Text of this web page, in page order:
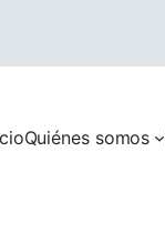
Quiénes somos